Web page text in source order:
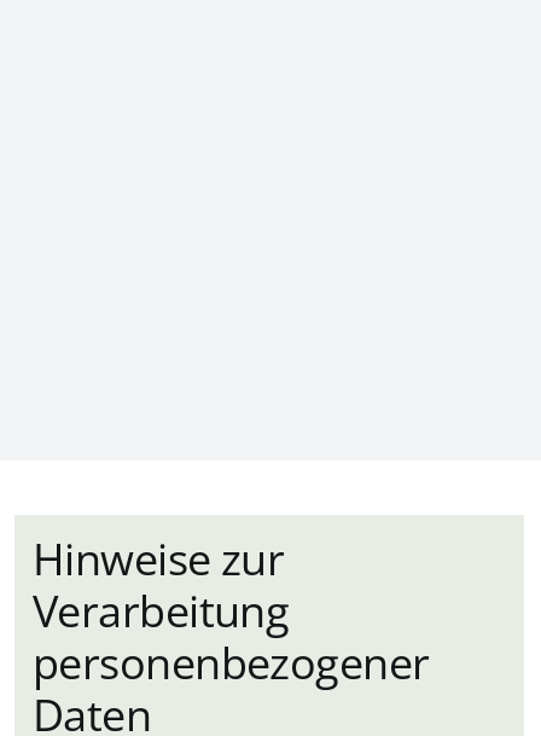
Hinweise zur
Verarbeitung
personenbezogener
Daten